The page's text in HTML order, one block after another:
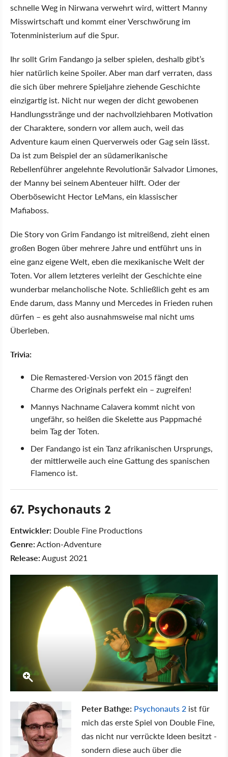
schnelle Weg in Nirwana verwehrt wird, wittert Manny
Misswirtschaft und kommt einer Verschwörung im
Totenministerium auf die Spur.
Ihr sollt Grim Fandango ja selber spielen, deshalb gibt’s
hier natürlich keine Spoiler. Aber man darf verraten, dass
die sich über mehrere Spieljahre ziehende Geschichte
einzigartig ist. Nicht nur wegen der dicht gewobenen
Handlungsstränge und der nachvollziehbaren Motivation
der Charaktere, sondern vor allem auch, weil das
Adventure kaum einen Querverweis oder Gag sein lässt.
Da ist zum Beispiel der an südamerikanische
Rebellenführer angelehnte Revolutionär Salvador Limones,
der Manny bei seinem Abenteuer hilft. Oder der
Oberbösewicht Hector LeMans, ein klassischer
Mafiaboss.
Die Story von Grim Fandango ist mitreißend, zieht einen
großen Bogen über mehrere Jahre und entführt uns in
eine ganz eigene Welt, eben die mexikanische Welt der
Toten. Vor allem letzteres verleiht der Geschichte eine
wunderbar melancholische Note. Schließlich geht es am
Ende darum, dass Manny und Mercedes in Frieden ruhen
dürfen – es geht also ausnahmsweise mal nicht ums
Überleben.
Trivia:
Die Remastered-Version von 2015 fängt den
Charme des Originals perfekt ein – zugreifen!
Mannys Nachname Calavera kommt nicht von
ungefähr, so heißen die Skelette aus Pappmaché
beim Tag der Toten.
Der Fandango ist ein Tanz afrikanischen Ursprungs,
der mittlerweile auch eine Gattung des spanischen
Flamenco ist.
67. Psychonauts 2
Entwickler: Double Fine Productions
Genre:Action-Adventure
Release:August 2021
Peter Bathge: Psychonauts 2 ist für
mich das erste Spiel von Double Fine,
das nicht nur verrückte Ideen besitzt -
sondern diese auch über die